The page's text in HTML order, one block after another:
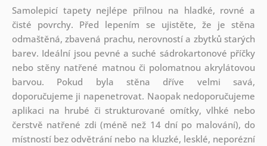
Samolepicí tapety nejlépe přilnou na hladké, rovné a
čisté povrchy. Před lepením se ujistěte, že je stěna
odmaštěná, zbavená prachu, nerovností a zbytků starých
barev. Ideální jsou pevné a suché sádrokartonové příčky
nebo stěny natřené matnou či polomatnou akrylátovou
barvou. Pokud byla stěna dříve velmi savá,
doporučujeme ji napenetrovat. Naopak nedoporučujeme
aplikaci na hrubé či strukturované omítky, vlhké nebo
čerstvě natřené zdi (méně než 14 dní po malování), do
místností bez odvětrání nebo na kluzké, lesklé, neporézní